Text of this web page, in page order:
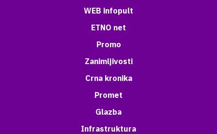
WEB infopult
ETNO net
Promo
Zanimljivosti
Crna kronika
Promet
Glazba
Infrastruktura